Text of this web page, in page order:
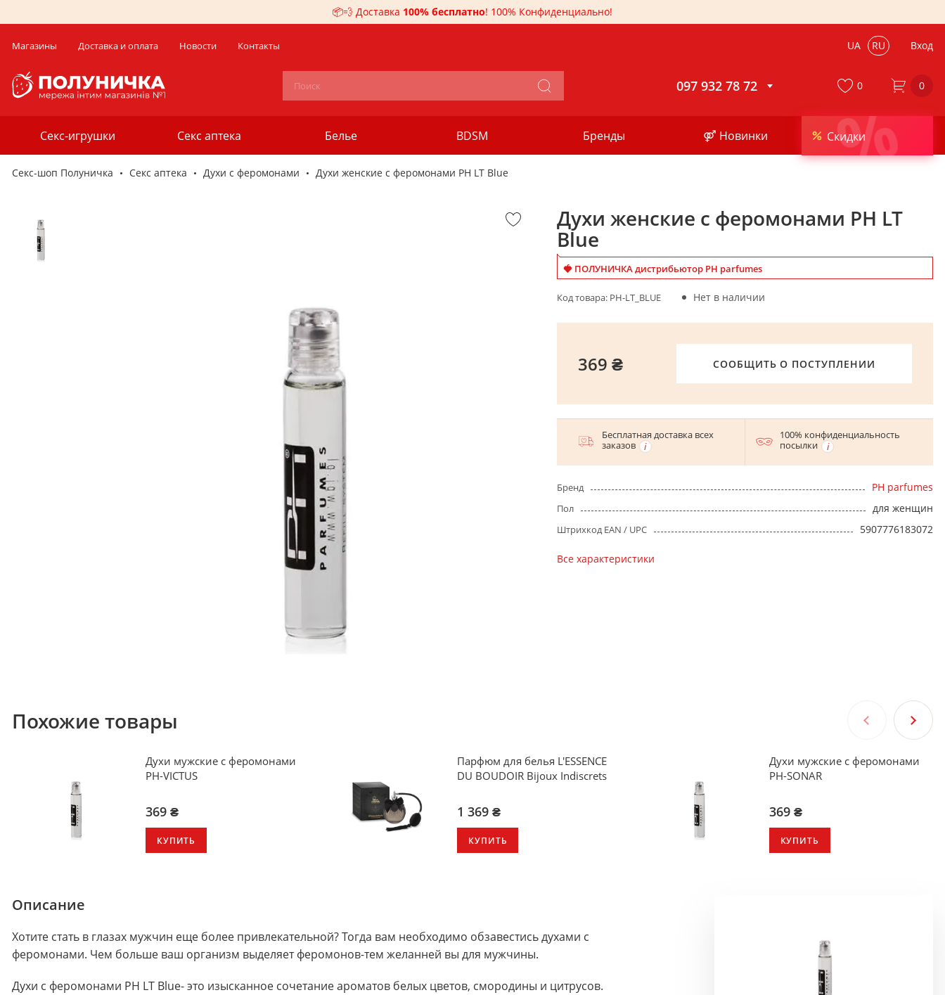
📦💨 Доставка 100% бесплатно! 100% Конфиденциально!
Магазины Доставка и оплата Новости Контакты UA RU Вход
097 932 78 72 0
Секс-игрушки Секс аптека Белье BDSM Бренды ⚤ Новинки %
Скидки
0
Секс-шоп Полуничка Секс аптека Духи с феромонами Духи женские с феромонами PH LT Blue
Духи женские с феромонами PH LT
Blue
🍓 ПОЛУНИЧКА дистрибьютор PH parfumes
Код товара: PH-LT_BLUE Нет в наличии
СООБЩИТЬ О ПОСТУПЛЕНИИ
369 ₴
Бесплатная доставка всех
заказов
100% конфиденциальность
посылки
Бренд PH parfumes
Пол для женщин
Штрихкод EAN / UPC 5907776183072
Все характеристики
Похожие товары
Духи мужские с феромонами
PH-VICTUS
369 ₴
КУПИТЬ
Парфюм для белья L'ESSENCE
DU BOUDOIR Bijoux Indiscrets
1 369 ₴
КУПИТЬ
Духи мужские с феромонами
PH-SONAR
369 ₴
КУПИТЬ
Описание
Хотите стать в глазах мужчин еще более привлекательной? Тогда вам необходимо обзавестись духами с
феромонами. Чем больше ваш организм выделяет феромонов-тем желанней вы для мужчины.
Духи с феромонами PH LT Blue- это изысканное сочетание ароматов белых цветов, смородины и цитрусов.